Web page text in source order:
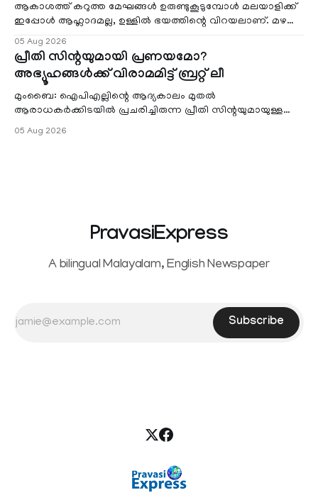
ആകാശത്ത് കറുത്ത മേഘങ്ങൾ ഉരുണ്ടുകൂടുമ്പോൾ മലയാളിക്ക്
ഇപ്പോൾ ആഹ്ലാദമല്ല, ഉള്ളിൽ ഭയത്തിന്റെ വിറയലാണ്. മഴ
05 Aug 2026
പ്രീതി സിന്റയുമായി പ്രണയമോ?
അഭ്യൂഹങ്ങൾക്ക് വിരാമമിട്ട് ബ്രറ്റ് ലീ
മുംബൈ: ഐപിഎല്ലിന്റെ ആദ്യകാലം മുതൽ
ആരാധകർക്കിടയിൽ പ്രചരിച്ചിരുന്ന പ്രീതി സിന്റയുമായുള്ള
05 Aug 2026
PravasiExpress
A bilingual Malayalam, English Newspaper
Subscribe